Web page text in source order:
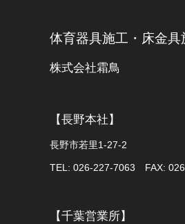
体育器具施工・床金具
株式会社霜鳥
【長野本社】
長野市若里1-27-2
TEL: 026-227-7063 FAX:
【千葉営業所】